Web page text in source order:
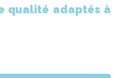
qualité adaptés à